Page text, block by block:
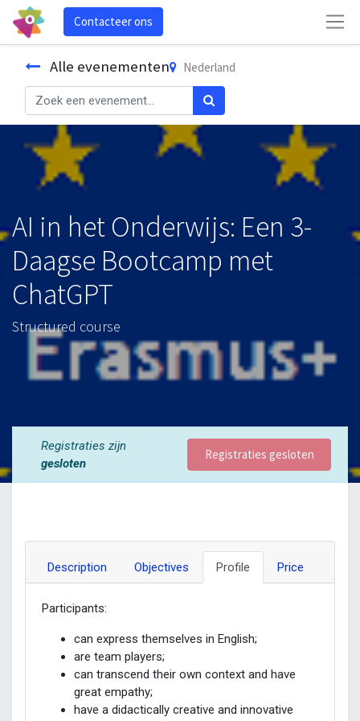
Contacteer ons
Alle evenementen Nederland
AI in het Onderwijs: Een 3-
Daagse Bootcamp met
ChatGPT
Structured course
Registraties zijn
gesloten
Registraties gesloten
Description Objectives Profile Price
Participants:
can express themselves in English;
are team players;
can transcend their own context and have
great empathy;
have a didactically creative and innovative